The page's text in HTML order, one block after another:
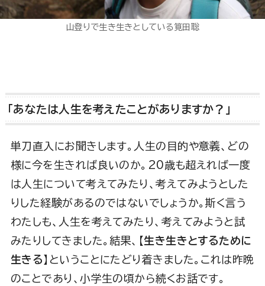
山登りで生き生きとしている筧田聡
「あなたは人生を考えたことがありますか？」
単刀直入にお聞きします。人生の目的や意義、どの
様に今を生きれば良いのか。20歳も超えれば一度
は人生について考えてみたり、考えてみようとした
りした経験があるのではないでしょうか。斯く言う
わたしも、人生を考えてみたり、考えてみようと試
みたりしてきました。結果、【生き生きとするために
生きる 】ということにたどり着きました。これは昨晩
のことであり、小学生の頃から続くお話です。